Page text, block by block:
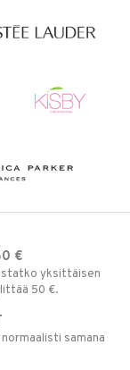
€
yksittäisen
50 €.
samana